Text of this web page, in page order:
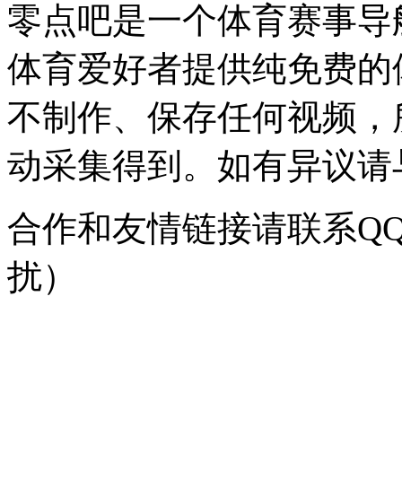
零点吧是一个体育赛事
体育爱好者提供纯免费
不制作、保存任何视频
动采集得到。如有异议
合作和友情链接请联系
扰）